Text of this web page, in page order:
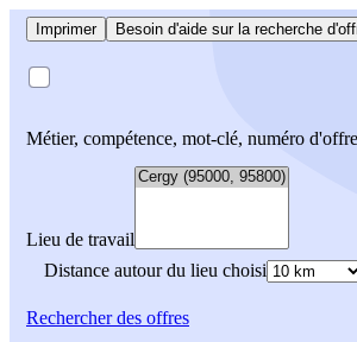
Imprimer Besoin d'aide sur la recherche
Métier, compétence, mot-clé, numéro d'offre
Lieu de travail
Distance autour du lieu choisi
Rechercherdes offres